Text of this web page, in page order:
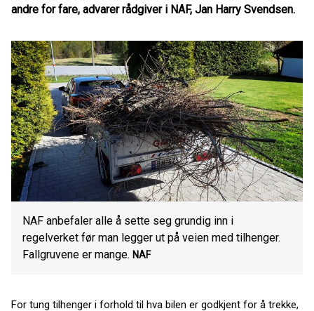
andre for fare, advarer rådgiver i NAF, Jan Harry Svendsen.
NAF anbefaler alle å sette seg grundig inn i
regelverket før man legger ut på veien med tilhenger.
Fallgruvene er mange. NAF
For tung tilhenger i forhold til hva bilen er godkjent for å trekke,